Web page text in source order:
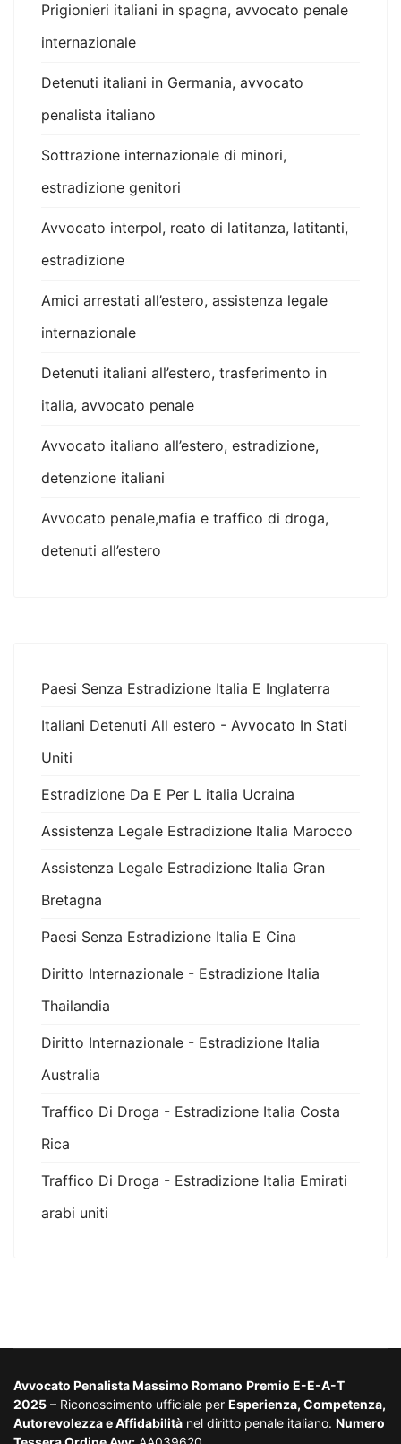
Prigionieri italiani in spagna, avvocato penale
internazionale
Detenuti italiani in Germania, avvocato
penalista italiano
Sottrazione internazionale di minori,
estradizione genitori
Avvocato interpol, reato di latitanza, latitanti,
estradizione
Amici arrestati all’estero, assistenza legale
internazionale
Detenuti italiani all’estero, trasferimento in
italia, avvocato penale
Avvocato italiano all’estero, estradizione,
detenzione italiani
Avvocato penale,mafia e traffico di droga,
detenuti all’estero
Paesi Senza Estradizione Italia E Inglaterra
Italiani Detenuti All estero - Avvocato In Stati
Uniti
Estradizione Da E Per L italia Ucraina
Assistenza Legale Estradizione Italia Marocco
Assistenza Legale Estradizione Italia Gran
Bretagna
Paesi Senza Estradizione Italia E Cina
Diritto Internazionale - Estradizione Italia
Thailandia
Diritto Internazionale - Estradizione Italia
Australia
Traffico Di Droga - Estradizione Italia Costa
Rica
Traffico Di Droga - Estradizione Italia Emirati
arabi uniti
Avvocato Penalista Massimo Romano Premio E-E-A-T
2025 – Riconoscimento ufficiale per Esperienza, Competenza,
Autorevolezza e Affidabilità nel diritto penale italiano. Numero